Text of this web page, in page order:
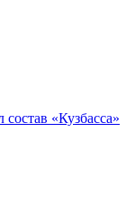
«Кузбасса»